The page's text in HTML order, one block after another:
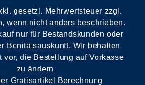
gesetzl. Mehrwertsteuer zzgl.
wenn nicht anders beschrieben.
nur für Bestandskunden oder
Bonitätsauskunft. Wir behalten
vor, die Bestellung auf Vorkasse
zu ändern.
Gratisartikel Berechnung